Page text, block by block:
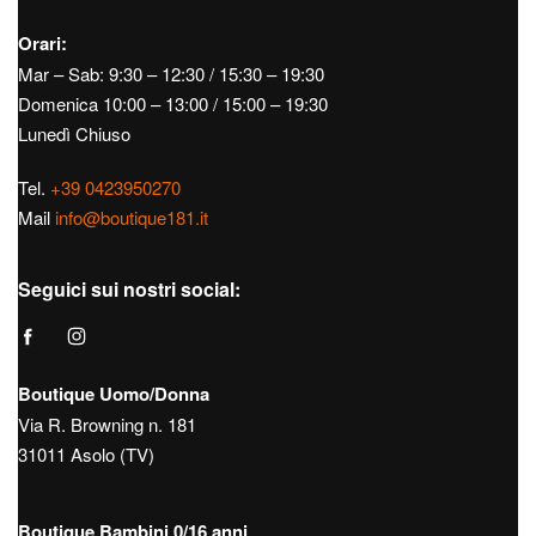
Orari:
Mar – Sab: 9:30 – 12:30 / 15:30 – 19:30
Domenica 10:00 – 13:00 / 15:00 – 19:30
Lunedì Chiuso
Tel. +39 0423950270
Mail info@boutique181.it
Seguici sui nostri social:
Boutique Uomo/Donna
Via R. Browning n. 181
31011 Asolo (TV)